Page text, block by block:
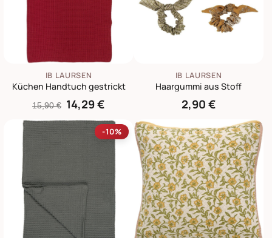
IB LAURSEN
Küchen Handtuch gestrickt
15,90 € 14,29 €
IB LAURSEN
Haargummi aus Stoff
2,90 €
-10%